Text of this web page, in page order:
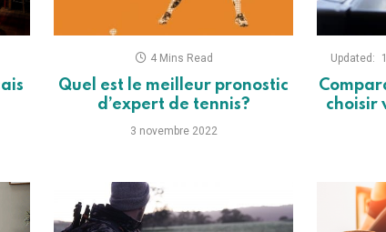
4 Mins Read
Quel est le meilleur pronostic
d’expert de tennis?
3 novembre 2022
Updated:
choisir